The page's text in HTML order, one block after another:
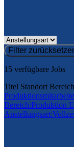
Filter
15 verfügbare Jobs
Titel Standort Bereich
Bereich:Produktion
Anstellungsart: